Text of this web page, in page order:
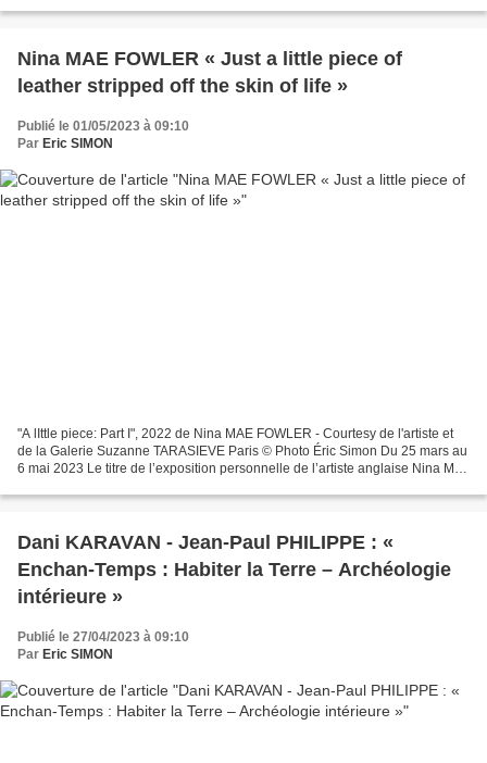
Nina MAE FOWLER « Just a little piece of
leather stripped off the skin of life »
Publié le 01/05/2023 à 09:10
Par Eric SIMON
"A lIttle piece: Part I", 2022 de Nina MAE FOWLER - Courtesy de l'artiste et
de la Galerie Suzanne TARASIEVE Paris © Photo Éric Simon Du 25 mars au
6 mai 2023 Le titre de l’exposition personnelle de l’artiste anglaise Nina Mae
Dani KARAVAN - Jean-Paul PHILIPPE : «
Enchan-Temps : Habiter la Terre – Archéologie
intérieure »
Publié le 27/04/2023 à 09:10
Par Eric SIMON